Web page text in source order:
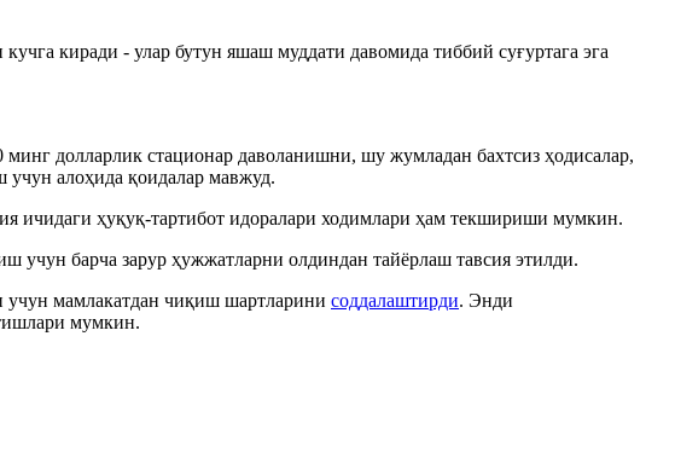
киради - улар бутун яшаш муддати давомида тиббий суғуртага эга
долларлик стационар даволанишни, шу жумладан бахтсиз ҳодисалар,
учун алоҳида қоидалар мавжуд.
ичидаги ҳуқуқ-тартибот идоралари ходимлари ҳам текшириши мумкин.
учун барча зарур ҳужжатларни олдиндан тайёрлаш тавсия этилди.
учун мамлакатдан чиқиш шартларини соддалаштирди. Энди
мумкин.